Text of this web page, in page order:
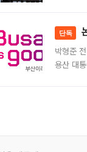
단독
박형준
용산 대